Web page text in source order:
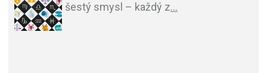
šestý smysl – každý z…